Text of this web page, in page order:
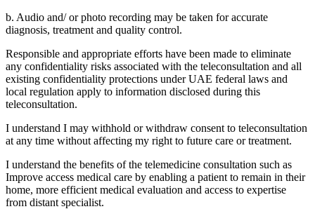
b. Audio and/ or photo recording may be taken for accurate
diagnosis, treatment and quality control.
Responsible and appropriate efforts have been made to eliminate
any confidentiality risks associated with the teleconsultation and all
existing confidentiality protections under UAE federal laws and
local regulation apply to information disclosed during this
teleconsultation.
I understand I may withhold or withdraw consent to teleconsultation
at any time without affecting my right to future care or treatment.
I understand the benefits of the telemedicine consultation such as
Improve access medical care by enabling a patient to remain in their
home, more efficient medical evaluation and access to expertise
from distant specialist.